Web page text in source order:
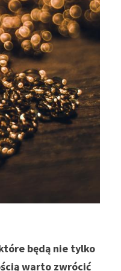
będą nie tylko
warto zwrócić